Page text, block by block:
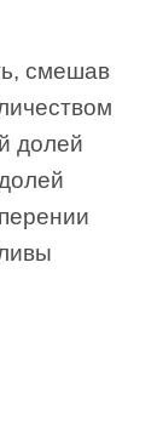
смешав
долей